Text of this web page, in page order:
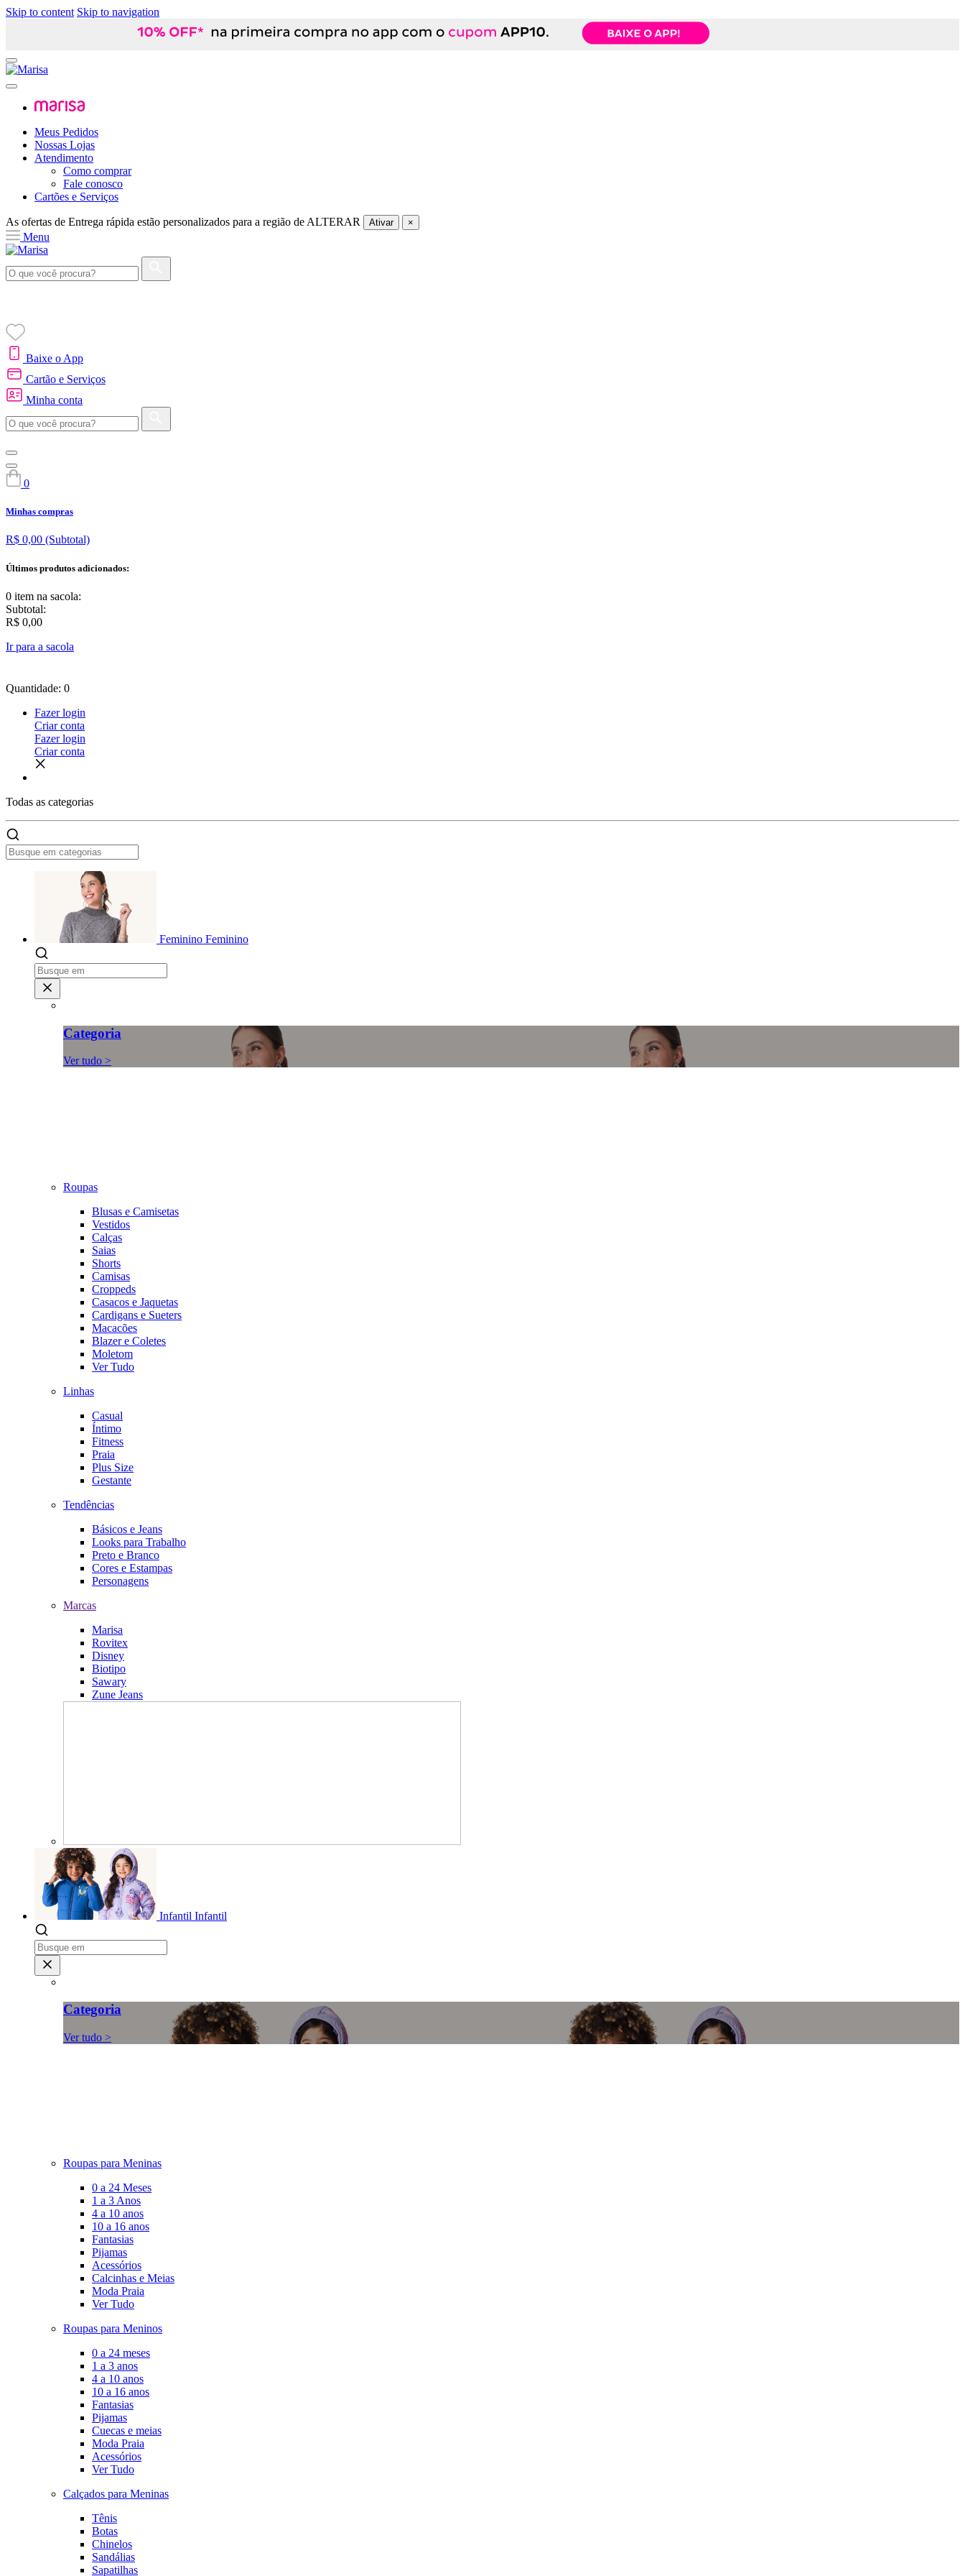
Skip to content Skip to navigation
Meus Pedidos
Nossas Lojas
Atendimento
Como comprar
Fale conosco
Cartões e Serviços
As ofertas de Entrega rápida estão personalizados para a região de ALTERAR Ativar ×
Menu
Baixe o App
Cartão e Serviços
Minha conta
0
Minhas compras
R$ 0,00 (Subtotal)
Últimos produtos adicionados:
0 item na sacola:
Subtotal:
R$ 0,00
Ir para a sacola
Quantidade: 0
Fazer login
Criar conta
Fazer login
Criar conta
Todas as categorias
Feminino Feminino
Categoria
Ver tudo >
Roupas
Blusas e Camisetas
Vestidos
Calças
Saias
Shorts
Camisas
Croppeds
Casacos e Jaquetas
Cardigans e Sueters
Macacões
Blazer e Coletes
Moletom
Ver Tudo
Linhas
Casual
Íntimo
Fitness
Praia
Plus Size
Gestante
Tendências
Básicos e Jeans
Looks para Trabalho
Preto e Branco
Cores e Estampas
Personagens
Marcas
Marisa
Rovitex
Disney
Biotipo
Sawary
Zune Jeans
Infantil Infantil
Categoria
Ver tudo >
Roupas para Meninas
0 a 24 Meses
1 a 3 Anos
4 a 10 anos
10 a 16 anos
Fantasias
Pijamas
Acessórios
Calcinhas e Meias
Moda Praia
Ver Tudo
Roupas para Meninos
0 a 24 meses
1 a 3 anos
4 a 10 anos
10 a 16 anos
Fantasias
Pijamas
Cuecas e meias
Moda Praia
Acessórios
Ver Tudo
Calçados para Meninas
Tênis
Botas
Chinelos
Sandálias
Sapatilhas